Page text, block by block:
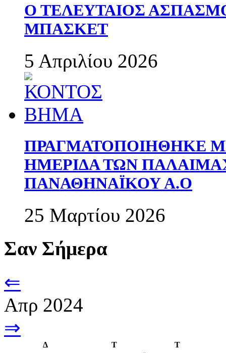
Ο ΤΕΛΕΥΤΑΙΟΣ
ΜΠΑΣΚΕΤ
5 Απριλίου 2026
ΠΡΑΓΜΑΤΟΠΟΙΗΘΗΚΕ
ΗΜΕΡΙΔΑ ΤΩΝ
ΠΑΝΑΘΗΝΑΪΚΟΥ Α.Ο
25 Μαρτίου 2026
Σαν Σήμερα
⇐
Απρ 2024
⇒
Δ Τ Τ